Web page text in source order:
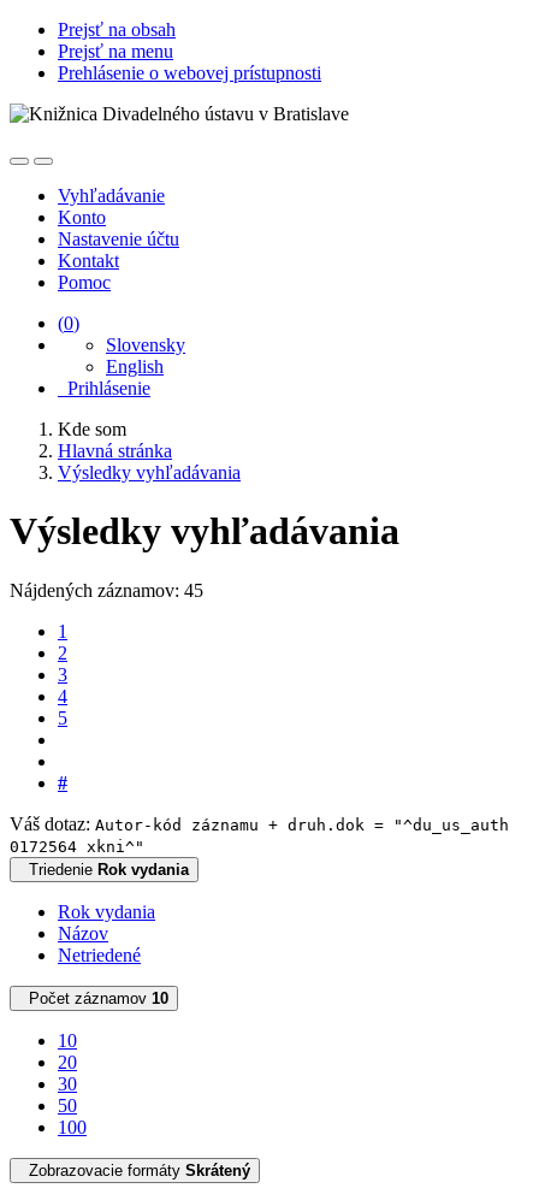
Prejsť na obsah
Prejsť na menu
Prehlásenie o webovej prístupnosti
Vyhľadávanie
Konto
Nastavenie účtu
Kontakt
Pomoc
(0)
Slovensky
English
Prihlásenie
Kde som
Hlavná stránka
Výsledky vyhľadávania
Výsledky vyhľadávania
Nájdených záznamov: 45
1
2
3
4
5
#
Váš dotaz: Autor-kód záznamu + druh.dok = "^du_us_auth
0172564 xkni^"
Triedenie Rok vydania
Rok vydania
Názov
Netriedené
Počet záznamov 10
10
20
30
50
100
Zobrazovacie formáty Skrátený